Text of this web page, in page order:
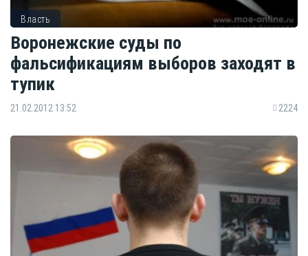
Власть
Воронежские суды по
фальсификациям выборов заходят в
тупик
21.02.2012 13:52 2224